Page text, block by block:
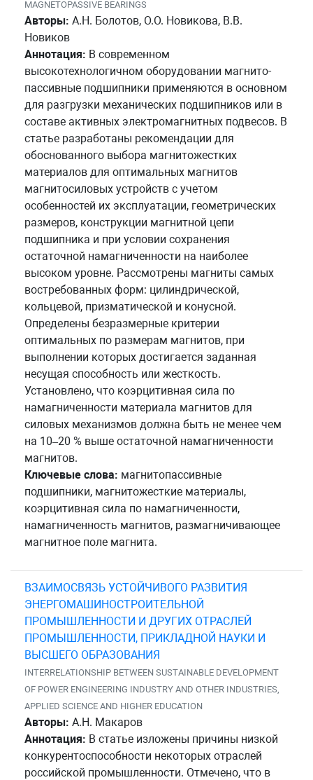
MAGNETOPASSIVE BEARINGS
Авторы: А.Н. Болотов, О.О. Новикова, В.В.
Новиков
Аннотация: В современном
высокотехнологичном оборудовании магнито-
пассивные подшипники применяются в основном
для разгрузки механических подшипников или в
составе активных электромагнитных подвесов. В
статье разработаны рекомендации для
обоснованного выбора магнитожестких
материалов для оптимальных магнитов
магнитосиловых устройств с учетом
особенностей их эксплуатации, геометрических
размеров, конструкции магнитной цепи
подшипника и при условии сохранения
остаточной намагниченности на наиболее
высоком уровне. Рассмотрены магниты самых
востребованных форм: цилиндрической,
кольцевой, призматической и конусной.
Определены безразмерные критерии
оптимальных по размерам магнитов, при
выполнении которых достигается заданная
несущая способность или жесткость.
Установлено, что коэрцитивная сила по
намагниченности материала магнитов для
силовых механизмов должна быть не менее чем
на 10–20 % выше остаточной намагниченности
магнитов.
Ключевые слова: магнитопассивные
подшипники, магнитожесткие материалы,
коэрцитивная сила по намагниченности,
намагниченность магнитов, размагничивающее
магнитное поле магнита.
ВЗАИМОСВЯЗЬ УСТОЙЧИВОГО РАЗВИТИЯ
ЭНЕРГОМАШИНОСТРОИТЕЛЬНОЙ
ПРОМЫШЛЕННОСТИ И ДРУГИХ ОТРАСЛЕЙ
ПРОМЫШЛЕННОСТИ, ПРИКЛАДНОЙ НАУКИ И
ВЫСШЕГО ОБРАЗОВАНИЯ
INTERRELATIONSHIP BETWEEN SUSTAINABLE DEVELOPMENT
OF POWER ENGINEERING INDUSTRY AND OTHER INDUSTRIES,
APPLIED SCIENCE AND HIGHER EDUCATION
Авторы: А.Н. Макаров
Аннотация: В статье изложены причины низкой
конкурентоспособности некоторых отраслей
российской промышленности. Отмечено, что в